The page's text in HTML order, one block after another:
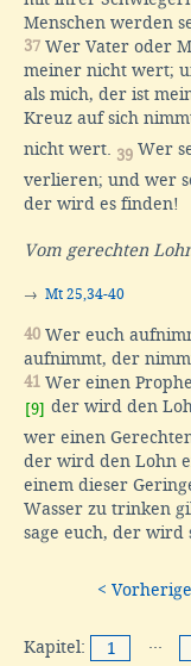
Menschen werden
37 Wer Vater oder
meiner nicht wert;
als mich, der ist
Kreuz auf sich
nicht wert. 39 Wer
verlieren; und wer
der wird es finden!
Vom gerechten
→ Mt 25,34-40
40 Wer euch
aufnimmt, der
41 Wer einen
[9] der wird den
wer einen
der wird den Lohn
einem dieser
Wasser zu trinken
sage euch, der
<
Kapitel: 1 ···